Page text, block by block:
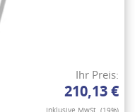
Ihr Preis:
210,13 €
Inklusive MwSt. (19%)